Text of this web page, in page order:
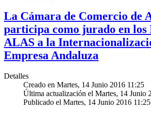
La Cámara de Comercio de
participa como jurado en los
ALAS a la
Empresa Andaluza
Detalles
Creado en Martes, 14 Junio 2016 11:25
Última actualización el Martes, 14 Junio
Publicado el Martes, 14 Junio 2016 11:25